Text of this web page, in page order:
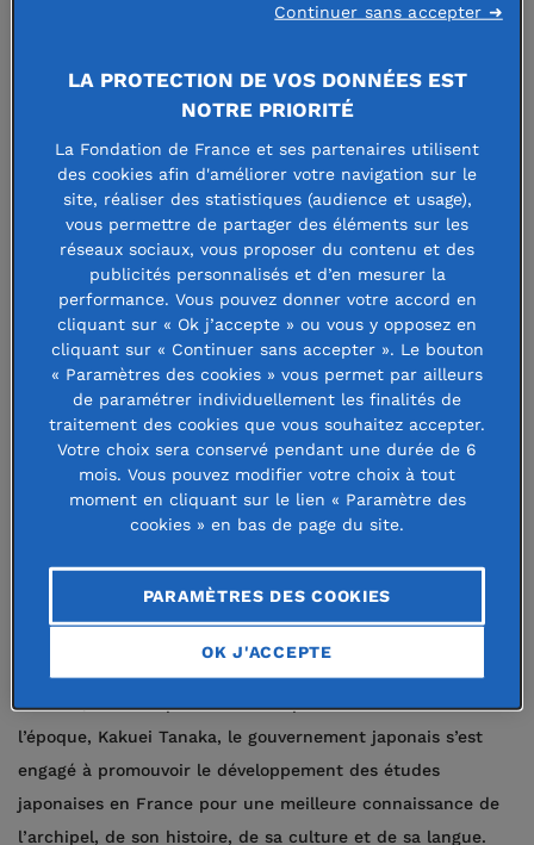
La Fondation pour l’Étude de la
Langue et de la Civilisation
Japonaises crée « un pont entre deux
mondes » en soutenant d’une part
l’enseignement de langue japonaise
par l’attribution de bourses de séjours
linguistiques au Japon à des
étudiants en master de japonais,
d’autre part le rayonnement de la
culture japonaise en France.
Renforcer les relations franco-
En 1974, sous l’impulsion de son premier ministre de
l’époque, Kakuei Tanaka, le gouvernement japonais s’est
engagé à promouvoir le développement des études
japonaises en France pour une meilleure connaissance de
l’archipel, de son histoire, de sa culture et de sa langue.
LA PROTECTION DE VOS DONNÉES EST
NOTRE PRIORITÉ
La Fondation de France et ses partenaires utilisent
des cookies afin d'améliorer votre navigation sur le
site, réaliser des statistiques (audience et usage),
vous permettre de partager des éléments sur les
réseaux sociaux, vous proposer du contenu et des
publicités personnalisés et d’en mesurer la
performance. Vous pouvez donner votre accord en
cliquant sur « Ok j’accepte » ou vous y opposez en
cliquant sur « Continuer sans accepter ». Le bouton
« Paramètres des cookies » vous permet par ailleurs
de paramétrer individuellement les finalités de
traitement des cookies que vous souhaitez accepter.
Votre choix sera conservé pendant une durée de 6
mois. Vous pouvez modifier votre choix à tout
moment en cliquant sur le lien « Paramètre des
cookies » en bas de page du site.
PARAMÈTRES DES COOKIES
OK J'ACCEPTE
Continuer sans accepter ➜